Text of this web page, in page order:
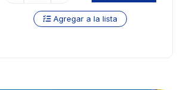
Agregar a la lista